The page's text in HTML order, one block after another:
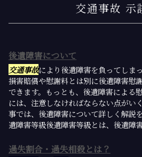
交通事故 示
後遺障害について
交通事故により後遺障害を負ってしま
損害賠償や慰謝料とは別に後遺障害慰
できます。もっとも、後遺障害による
には、注意しなければならない点がい
事では、後遺障害について詳しく解説
遺障害等級後遺障害等級とは、後遺障
過失割合・過失相殺とは？